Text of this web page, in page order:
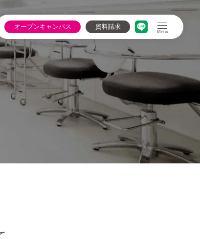
オープンキャンパス 資料請求
Menu